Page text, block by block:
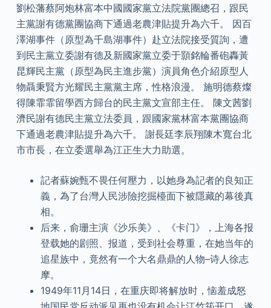
劉松藩蔡阿炮林富本中國國家黨立法院黨團總召，跟民
主黨謝有德黨團協商下通過老農津貼提升為六千。 因百
澤湖事件（原型為千島湖事件）赴立法院接受質詢，遭
到民主黨立委謝有德及新國家黨立委于顥銘輪番砲轟黃
昆輝民主黨（原型為民主進步黨）演員角色介紹原型人
物聶秉賢方光耀民主黨黨主席，性格浪漫。 施明德蔡燦
得陳霏霏留學西方歸台的民主黨文宣部主任。 陳文茜劉
濟民謝有德民主黨立法委員，跟國家黨林富本黨團協商
下通過老農津貼提升為六千。 謝長廷李辰翔陳木寬台北
市市長，在立委選舉為江正生大力助選。
記者蘇婉甄不畏任何壓力，以她身為記者的良知正
義，為了台灣人民涉險挖掘檯面下被隱藏的幕後真
相。
后来，俞珊主演《沙乐美》、《卡门》，上海各报
登载她的剧照、报道，受到社会尊重，在她当年的
追星族中，竟然有一个大名鼎鼎的人物–诗人徐志
摩。
1949年11月14日，在重庆即将解放时，恼羞成怒